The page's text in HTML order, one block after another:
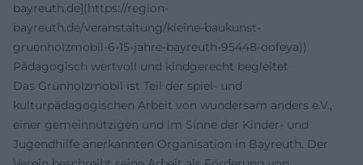
bayreuth.de](https://region-
bayreuth.de/veranstaltung/kleine-baukunst-
gruenholzmobil-6-15-jahre-bayreuth-95448-oofeya))
Pädagogisch wertvoll und kindgerecht begleitet
Das Grünholzmobil ist Teil der spiel- und
kulturpädagogischen Arbeit von wundersam anders e.V.,
einer gemeinnützigen und im Sinne der Kinder- und
Jugendhilfe anerkannten Organisation in Bayreuth. Der